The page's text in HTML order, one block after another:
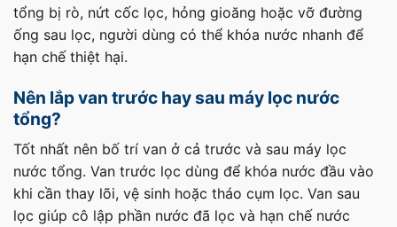
tổng bị rò, nứt cốc lọc, hỏng gioăng hoặc vỡ đường
ống sau lọc, người dùng có thể khóa nước nhanh để
hạn chế thiệt hại.
Nên lắp van trước hay sau máy lọc nước
tổng?
Tốt nhất nên bố trí van ở cả trước và sau máy lọc
nước tổng. Van trước lọc dùng để khóa nước đầu vào
khi cần thay lõi, vệ sinh hoặc tháo cụm lọc. Van sau
lọc giúp cô lập phần nước đã lọc và hạn chế nước